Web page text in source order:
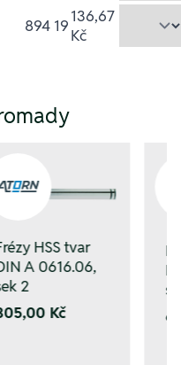
894 19136,67
Kč
HSS tvar
A 0616.06,
2
Kč